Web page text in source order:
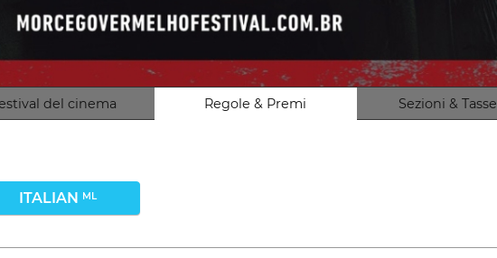
del cinema Regole & Premi Sezioni &
ITALIAN ML